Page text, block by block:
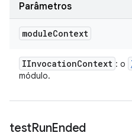
Parâmetros
moduleContext
IInvocationContext : o
módulo.
testRunEnded